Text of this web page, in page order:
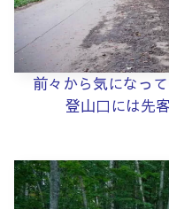
前々から気になっ
登山口には先